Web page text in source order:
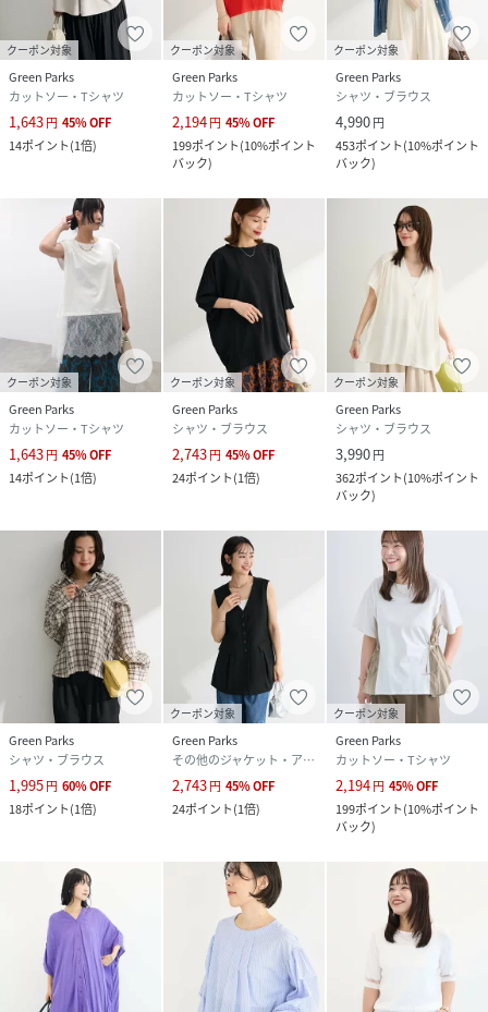
クーポン対象
Green Parks
カットソー・Tシャツ
1,643円 45%OFF
14ポイント(1倍)
クーポン対象
Green Parks
カットソー・Tシャツ
2,194円 45%OFF
199ポイント(10%ポイント
バック)
クーポン対象
Green Parks
シャツ・ブラウス
4,990円
453ポイント(10%ポイント
バック)
クーポン対象
Green Parks
カットソー・Tシャツ
1,643円 45%OFF
14ポイント(1倍)
クーポン対象
Green Parks
シャツ・ブラウス
2,743円 45%OFF
24ポイント(1倍)
クーポン対象
Green Parks
シャツ・ブラウス
3,990円
362ポイント(10%ポイント
バック)
Green Parks
シャツ・ブラウス
1,995円 60%OFF
18ポイント(1倍)
クーポン対象
Green Parks
その他のジャケット・アウター
2,743円 45%OFF
24ポイント(1倍)
クーポン対象
Green Parks
カットソー・Tシャツ
2,194円 45%OFF
199ポイント(10%ポイント
バック)